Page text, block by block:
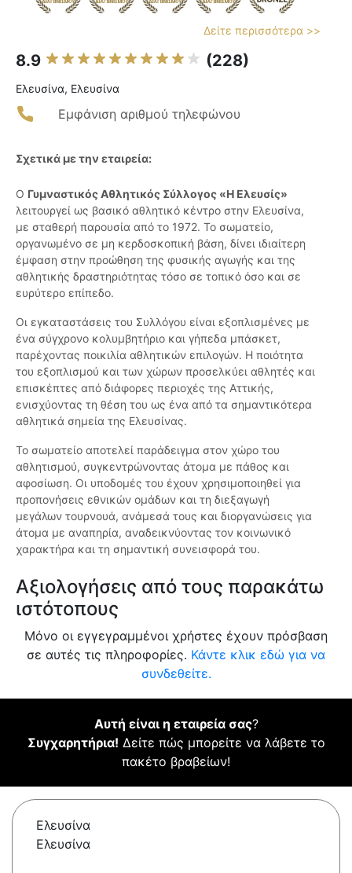
Δείτε περισσότερα >>
8.9 (228)
Ελευσίνα, Ελευσίνα
Εμφάνιση αριθμού τηλεφώνου
Σχετικά με την εταιρεία:
Ο Γυμναστικός Αθλητικός Σύλλογος «Η Ελευσίς»
λειτουργεί ως βασικό αθλητικό κέντρο στην Ελευσίνα,
με σταθερή παρουσία από το 1972. Το σωματείο,
οργανωμένο σε μη κερδοσκοπική βάση, δίνει ιδιαίτερη
έμφαση στην προώθηση της φυσικής αγωγής και της
αθλητικής δραστηριότητας τόσο σε τοπικό όσο και σε
ευρύτερο επίπεδο.
Οι εγκαταστάσεις του Συλλόγου είναι εξοπλισμένες με
ένα σύγχρονο κολυμβητήριο και γήπεδα μπάσκετ,
παρέχοντας ποικιλία αθλητικών επιλογών. Η ποιότητα
του εξοπλισμού και των χώρων προσελκύει αθλητές και
επισκέπτες από διάφορες περιοχές της Αττικής,
ενισχύοντας τη θέση του ως ένα από τα σημαντικότερα
αθλητικά σημεία της Ελευσίνας.
Το σωματείο αποτελεί παράδειγμα στον χώρο του
αθλητισμού, συγκεντρώνοντας άτομα με πάθος και
αφοσίωση. Οι υποδομές του έχουν χρησιμοποιηθεί για
προπονήσεις εθνικών ομάδων και τη διεξαγωγή
μεγάλων τουρνουά, ανάμεσά τους και διοργανώσεις για
άτομα με αναπηρία, αναδεικνύοντας τον κοινωνικό
χαρακτήρα και τη σημαντική συνεισφορά του.
Αξιολογήσεις από τους παρακάτω
ιστότοπους
Μόνο οι εγγεγραμμένοι χρήστες έχουν πρόσβαση
σε αυτές τις πληροφορίες. Κάντε κλικ εδώ για να
συνδεθείτε.
Αυτή είναι η εταιρεία σας?
Συγχαρητήρια! Δείτε πώς μπορείτε να λάβετε το
πακέτο βραβείων!
Ελευσίνα
Ελευσίνα